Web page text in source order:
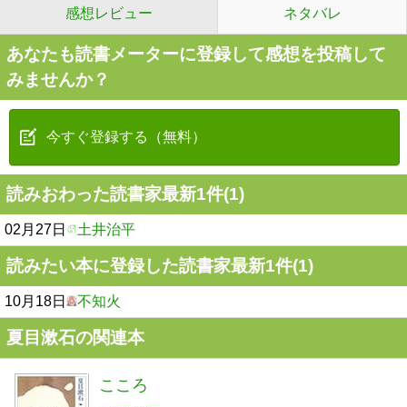
感想レビュー ネタバレ
あなたも読書メーターに登録して感想を投稿して
みませんか？
今すぐ登録する（無料）
読みおわった読書家最新1件(1)
02月27日 土井治平
読みたい本に登録した読書家最新1件(1)
10月18日 不知火
夏目漱石の関連本
こころ